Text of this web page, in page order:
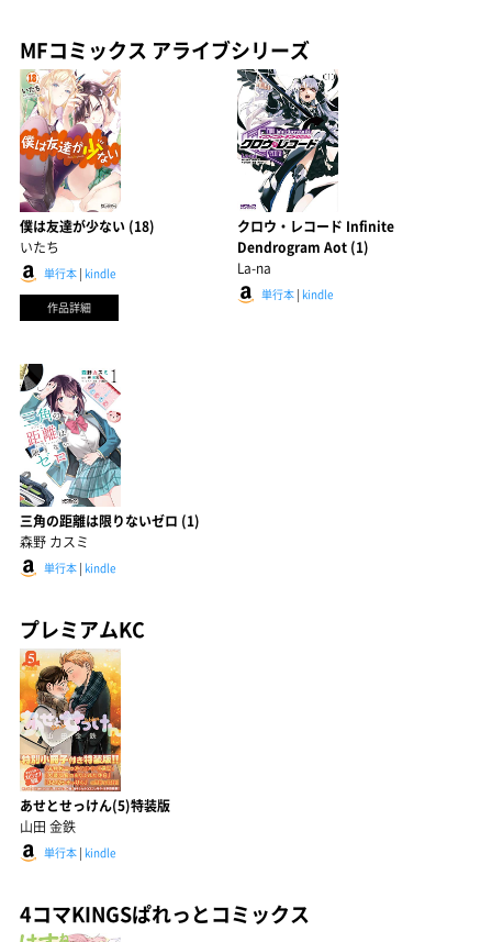
MFコミックス アライブシリーズ
僕は友達が少ない (18)
いたち
単行本 | kindle
作品詳細
クロウ・レコード Infinite
Dendrogram Aot (1)
La-na
単行本| kindle
三角の距離は限りないゼロ (1)
森野 カスミ
単行本 | kindle
プレミアムKC
あせとせっけん(5)特装版
山田 金鉄
単行本 | kindle
4コマKINGSぱれっとコミックス